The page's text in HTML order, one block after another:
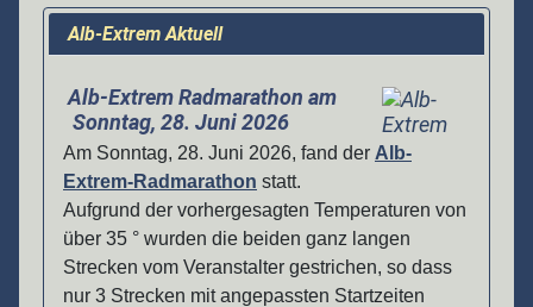
Alb-Extrem Aktuell
Details
Alb-Extrem Radmarathon am
Sonntag, 28. Juni 2026
Am Sonntag, 28. Juni 2026, fand der Alb-
Extrem-Radmarathon statt.
Aufgrund der vorhergesagten Temperaturen von
über 35 ° wurden die beiden ganz langen
Strecken vom Veranstalter gestrichen, so dass
nur 3 Strecken mit angepassten Startzeiten